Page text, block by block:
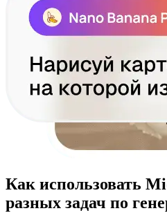
Как использовать
разных задач по